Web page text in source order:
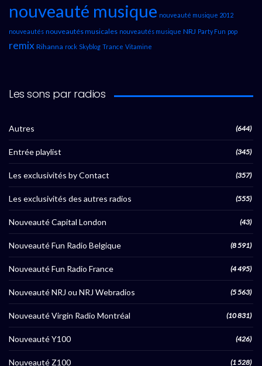
nouveauté musique nouveauté musique 2012
nouveautés nouveautés musicales nouveautés musique NRJ Party Fun pop
remix Rihanna rock Skyblog Trance Vitamine
Les sons par radios
Autres (644)
Entrée playlist (345)
Les exclusivités by Contact (357)
Les exclusivités des autres radios (555)
Nouveauté Capital London (43)
Nouveauté Fun Radio Belgique (8 591)
Nouveauté Fun Radio France (4 495)
Nouveauté NRJ ou NRJ Webradios (5 563)
Nouveauté Virgin Radio Montréal (10 831)
Nouveauté Y100 (426)
Nouveauté Z100 (1 528)